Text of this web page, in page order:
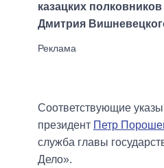
казацких
Дмитрия
Соответствующие
президент Петр
служба главы
Дело».